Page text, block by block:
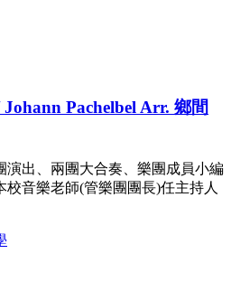
Pachelbel Arr. 鄉間
演出、兩團大合奏、樂團成員小編
音樂老師(管樂團團長)任主持人